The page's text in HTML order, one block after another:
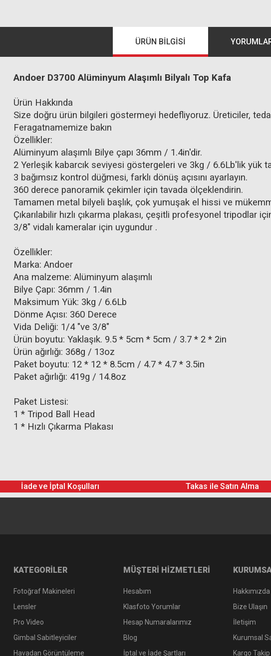
ÜRÜN BILGISI
Andoer D3700 Alüminyum Alaşımlı Bilyalı Top Kafa
Ürün Hakkında
Size doğru ürün bilgileri göstermeyi hedefliyoruz. Üreticiler,
Feragatnamemize bakın
Özellikler:
Alüminyum alaşımlı Bilye çapı 36mm / 1.4in'dir.
2 Yerleşik kabarcık seviyesi göstergeleri ve 3kg / 6.6Lb'lik yük
3 bağımsız kontrol düğmesi, farklı dönüş açısını ayarlayın.
360 derece panoramik çekimler için tavada ölçeklendirin.
Tamamen metal bilyeli başlık, çok yumuşak el hissi ve
Çıkarılabilir hızlı çıkarma plakası, çeşitli profesyonel tripodlar
3/8" vidalı kameralar için uygundur .
Özellikler:
Marka: Andoer
Ana malzeme: Alüminyum alaşımlı
Bilye Çapı: 36mm / 1.4in
Maksimum Yük: 3kg / 6.6Lb
Dönme Açısı: 360 Derece
Vida Deliği: 1/4 "ve 3/8"
Ürün boyutu: Yaklaşık. 9.5 * 5cm * 5cm / 3.7 * 2 * 2in
Ürün ağırlığı: 368g / 13oz
Paket boyutu: 12 * 12 * 8.5cm / 4.7 * 4.7 * 3.5in
Paket ağırlığı: 419g / 14.8oz
Paket Listesi:
1 * Tripod Ball Head
1 * Hızlı Çıkarma Plakası
İade ve İptal Koşulları Takas ile Satın Alma
KATEGORİLER
Fotoğraf Makineleri
Lensler
Pro Video
Gimbal Sabitleyiciler
Havadan Görüntüleme
MÜŞTERİ HİZMETLERİ
Hesabım
Klasfoto Yorumlar
Hesap Numaralarımız
Blog
İptal ve İade Şartları
Hakkımızda
Bize Ulaşın
İletişim
Kurumsal
Kargo Takip